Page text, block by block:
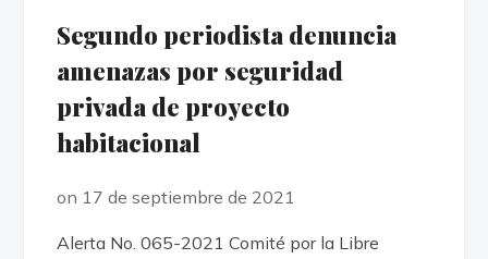
Segundo periodista denuncia
amenazas por seguridad
privada de proyecto
habitacional
on 17 de septiembre de 2021
Alerta No. 065-2021 Comité por la Libre